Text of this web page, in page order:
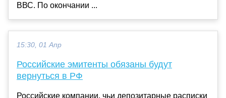
ВВС. По окончании ...
15:30, 01 Апр
Российские эмитенты обязаны будут
вернуться в РФ
Российские компании, чьи депозитарные расписки